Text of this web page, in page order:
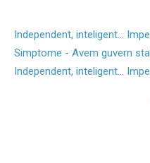
Independent, inteligent...
Simptome - Avem guvern
Independent, inteligent...